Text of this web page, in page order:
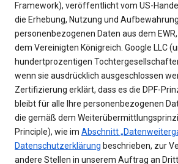
Framework), veröffentlicht vom US-
die Erhebung, Nutzung und
personenbezogenen Daten aus dem
dem Vereinigten Königreich. Google LLC
hundertprozentigen
wenn sie ausdrücklich ausgeschlossen
Zertifizierung erklärt, dass es die DPF-
bleibt für alle Ihre personenbezogenen
die gemäß dem
Principle), wie im Abschnitt
Datenschutzerklärung beschrieben, zur
andere Stellen in unserem Auftrag an